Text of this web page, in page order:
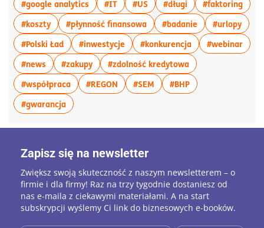
#google analyticswięcej artykułów z tagiem:#google analytics
#ITwięcej artykułów z tagiem:#IT
#US więcej artykułów z
#długi więcej artykułów
#faktoring
#kosztywięcej artykułów z tagiem:#koszty
#płynność finansowawięcej artykułów z
#badaniewięcej#urlopy
#Polski Ładwięcej artykułów z tagiem:#Polski Ład
#inwestycjewięcej artykułów z
#konkurencjawięcej artykułów
#webinar
#newswięcej artykułów z tagiem:#news
#zakupywięcej artykułów z tagiem:#zakupy
#zdolność kredytowawięcej artykułów
#współpracawięcej artykułów z tagiem:#współpraca
#REGON więcej artykułów z tagiem:#REGON
#SEM więcej artykułów z
#BHPwięcej artykułów z
#gwarancjawięcej artykułów z tagiem:#gwarancja
Zapisz się na newsletter
Zwiększ swoją skuteczność z naszym newsletterem – o
firmie i dla firmy! Raz na trzy tygodnie dostaniesz od
nas e-maila z ciekawymi materiałami. A na start
subskrypcji wyślemy Ci link do biznesowych e-booków.